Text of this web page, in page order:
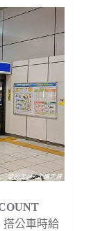
搭公車時給